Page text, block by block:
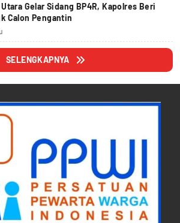
Gelar Sidang BP4R, Kapolres Beri
Calon Pengantin
SELENGKAPNYA